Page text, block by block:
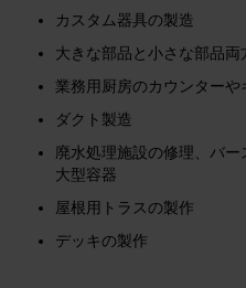
カスタム器具の製造
大きな部品と小さな部品両
業務用厨房のカウンターや
ダクト製造
廃水処理施設の修理、バー
大型容器
屋根用トラスの製作
デッキの製作